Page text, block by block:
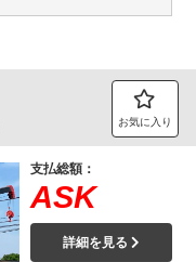
お気に入り
支払総額：
ASK
詳細を見る